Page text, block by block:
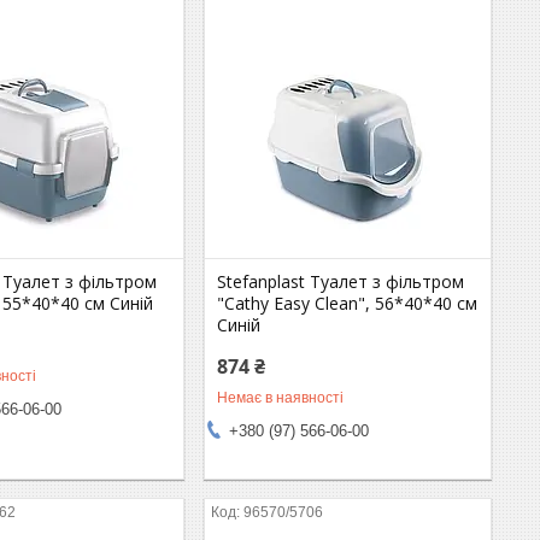
з фільтром
см Синій
06-00
Stefanplast Туалет з фільтром
"Cathy Easy Clean", 56*40*40 см
Синій
874 ₴
Немає в наявності
+380 (97) 566-06-00
96570/5706